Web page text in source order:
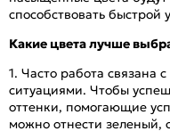
способствовать быстрой
Какие цвета лучше
1. Часто работа связана
ситуациями. Чтобы
оттенки, помогающие
можно отнести зеленый,